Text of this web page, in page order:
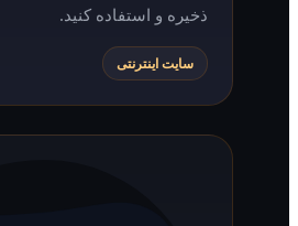
ذخیره و استفاده کنید.
سایت اینترنتی